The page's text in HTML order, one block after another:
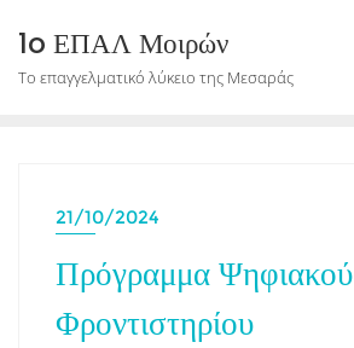
content
1o ΕΠΑΛ Μοιρών
Το επαγγελματικό λύκειο της Μεσαράς
21/10/2024
Πρόγραμμα Ψηφιακού
Φροντιστηρίου